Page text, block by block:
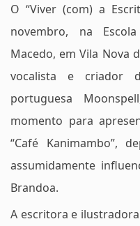
O “Viver (com) a
novembro, na
Macedo, em Vila Nova
vocalista e criador
portuguesa
momento para
“Café Kanimambo”,
assumidamente
Brandoa.
A escritora e